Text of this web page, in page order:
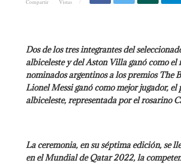
Compartir Vistas
Dos de los tres integrantes del
albiceleste y del Aston Villa ganó como el
nominados argentinos a los premios The
Lionel Messi ganó como mejor jugador,
albiceleste, representada por el rosarino
La ceremonia, en su séptima edición, se
en el Mundial de Qatar 2022, la